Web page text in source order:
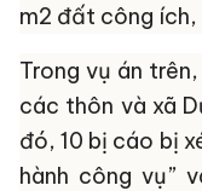
m2 đất công
Trong vụ án
các thôn và xã
đó, 10 bị cáo bị
hành công vụ”